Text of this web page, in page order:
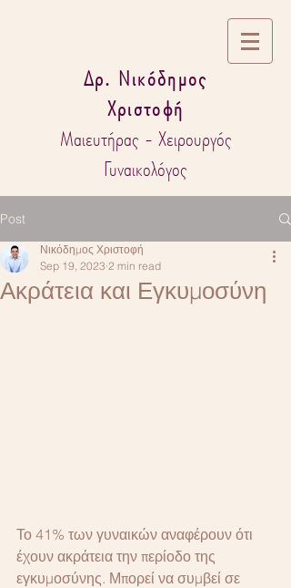
Δρ. Νικόδημος
Χριστοφή
Μαιευτήρας - Χειρουργός
Γυναικολόγος
Post
Ακράτεια και Εγκυμοσύνη
Νικόδημος Χριστοφή
Sep 19, 2023 2 min read
Το 41% των γυναικών αναφέρουν ότι
έχουν ακράτεια την περίοδο της
εγκυμοσύνης. Μπορεί να συμβεί σε